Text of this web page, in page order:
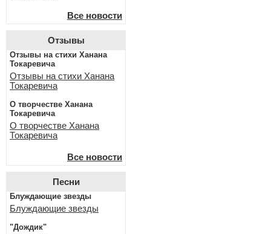
Все новости
Отзывы
Отзывы на стихи Ханана
Токаревича
Отзывы на стихи Ханана
Токаревича
О творчестве Ханана
Токаревича
О творчестве Ханана
Токаревича
Все новости
Песни
Блуждающие звезды
Блуждающие звезды
"Дождик"